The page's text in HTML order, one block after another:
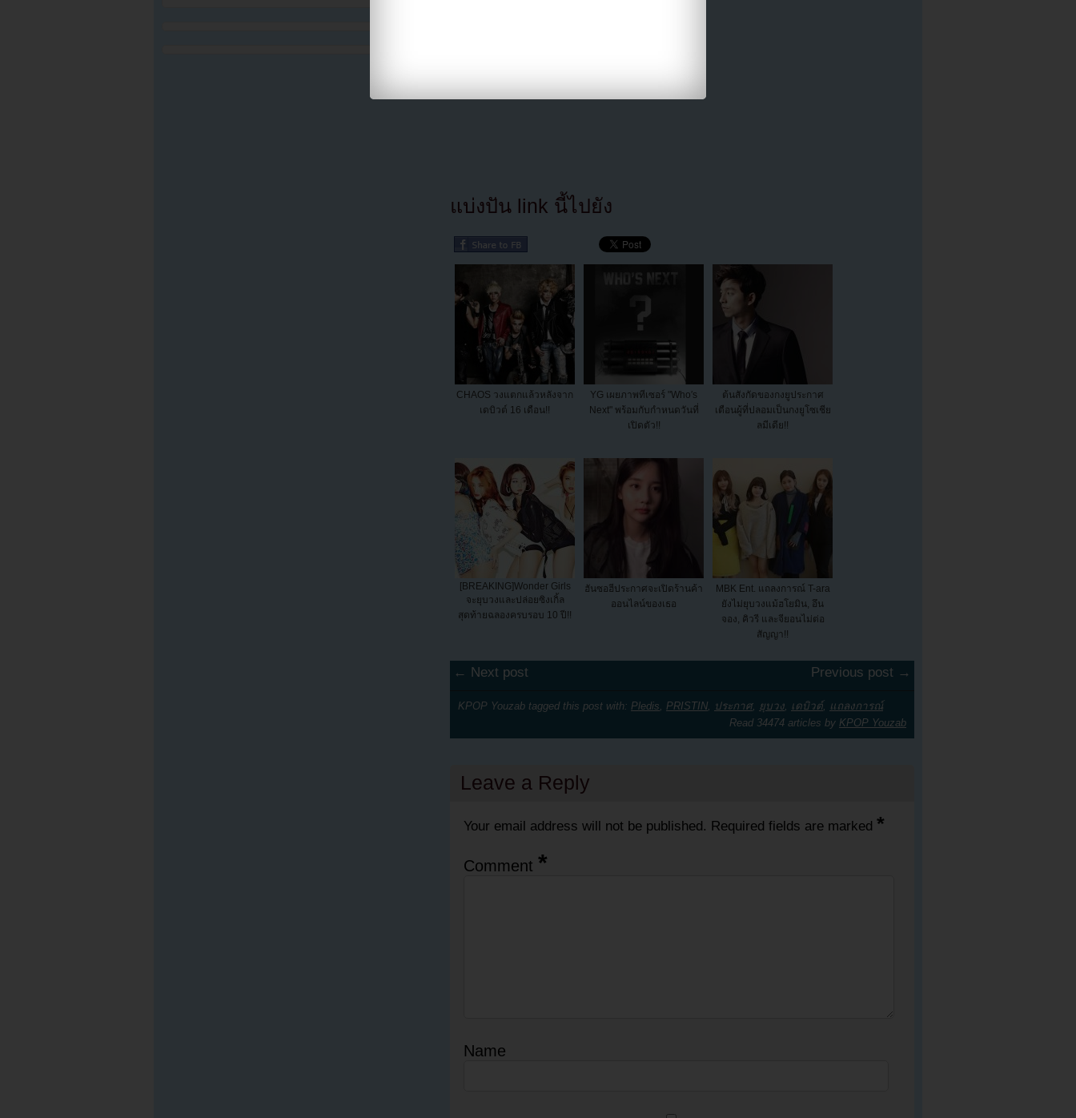
แบ่งปัน link นี้ไปยัง
CHAOS วงแตกแล้วหลังจาก
เดบิวต์ 16 เดือน!!
YG เผยภาพทีเซอร์ "Who′s
Next" พร้อมกับกำหนดวันที่
เปิดตัว!!
ต้นสังกัดของกงยูประกาศ
เตือนผู้ที่ปลอมเป็นกงยูโซเชีย
ลมีเดีย!!
[BREAKING]Wonder Girls
จะยุบวงและปล่อยซิงเกิ้ล
สุดท้ายฉลองครบรอบ 10 ปี!!
ฮันซอฮีประกาศจะเปิดร้านค้า
ออนไลน์ของเธอ
MBK Ent. แถลงการณ์ T-ara
ยังไม่ยุบวงแม้ฮโยมิน, อึน
จอง, คิวรี และจียอนไม่ต่อ
สัญญา!!
← Next post Previous post →
KPOP Youzab tagged this post with: Pledis, PRISTIN, ประกาศ, ยุบวง, เดบิวต์, แถลงการณ์
Read 34474 articles by KPOP Youzab
Leave a Reply
Your email address will not be published. Required fields are marked *
Comment *
Name